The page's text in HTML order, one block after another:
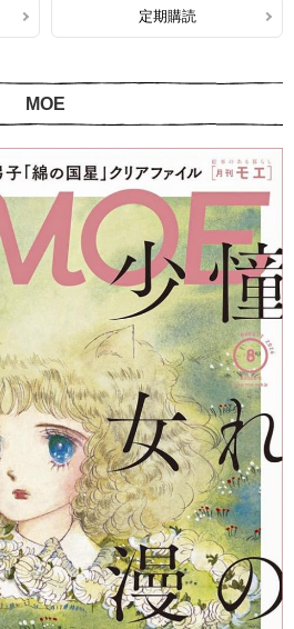
定期購読
MOE